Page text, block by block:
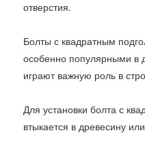
отверстия.
Болты с квадратным
особенно популярными в
играют важную роль в
Для установки болта с
втыкается в древесину